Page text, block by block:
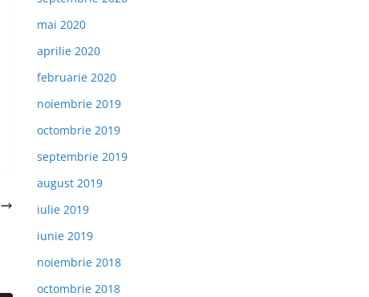
mai 2020
aprilie 2020
februarie 2020
noiembrie 2019
octombrie 2019
septembrie 2019
august 2019
iulie 2019
iunie 2019
noiembrie 2018
octombrie 2018